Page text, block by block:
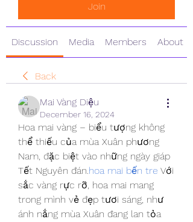
Join
Discussion Media Members About
Back
Mai Vàng Diệu
December 16, 2024
Hoa mai vàng – biểu tượng không
thể thiếu của mùa Xuân phương
Nam, đặc biệt vào những ngày giáp
Tết Nguyên đán.hoa mai bến tre Với
sắc vàng rực rỡ, hoa mai mang
trong mình vẻ đẹp tươi sáng, như
ánh nắng mùa Xuân đang lan tỏa